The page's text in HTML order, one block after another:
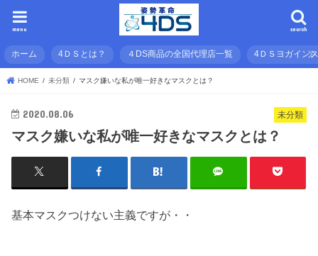
search
menu
ホーム 4ＤＳとは？ ４DS商品の全国代理店一覧 4ＤＳヨガイン
HOME 未分類 マスク嫌いな私が唯一好きなマスクとは？
未分類
2020.08.06
マスク嫌いな私が唯一好きなマスクとは？
基本マスクつけない主義ですが・・